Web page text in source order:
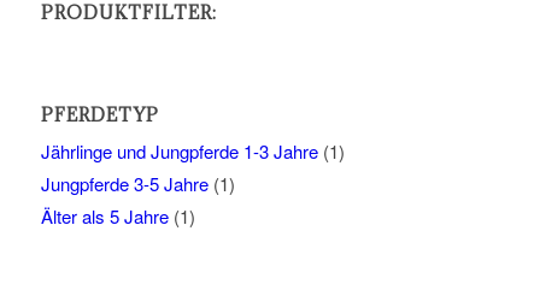
PRODUKTFILTER:
PFERDETYP
Jährlinge und Jungpferde 1-3 Jahre (1)
Jungpferde 3-5 Jahre (1)
Älter als 5 Jahre (1)